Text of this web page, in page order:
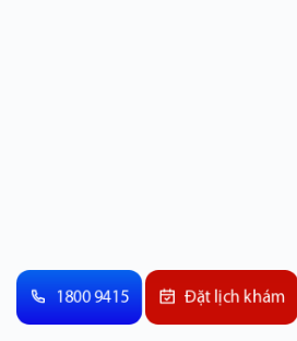
1800 9415 Đặt lịch khám